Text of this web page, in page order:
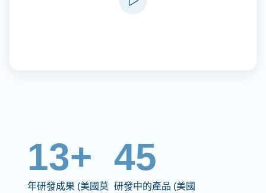
13+
年研發成果 (美國莫
45
研發中的產品 (美國